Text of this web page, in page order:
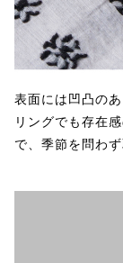
表面には凹凸の
リングでも存在
で、季節を問わ